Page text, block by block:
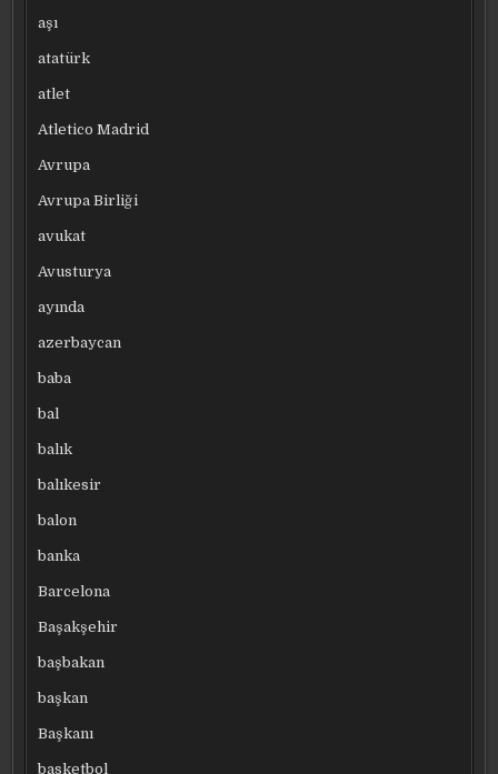
aşı
atatürk
atlet
Atletico Madrid
Avrupa
Avrupa Birliği
avukat
Avusturya
ayında
azerbaycan
baba
bal
balık
balıkesir
balon
banka
Barcelona
Başakşehir
başbakan
başkan
Başkanı
basketbol